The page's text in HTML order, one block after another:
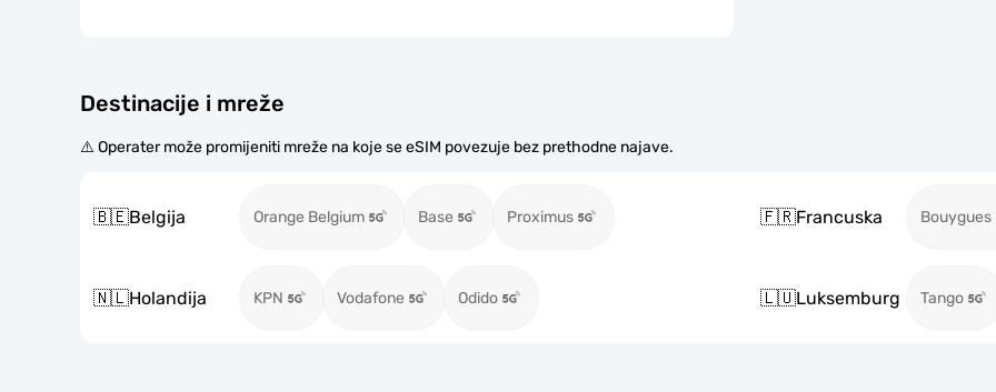
Destinacije i mreže
⚠️ Operater može promijeniti mreže na koje se eSIM povezuje bez prethodne najave.
🇧🇪Belgija Orange Belgium Base Proximus 🇫🇷Francuska Bouygues
🇳🇱Holandija KPN Vodafone Odido 🇱🇺Luksemburg Tango